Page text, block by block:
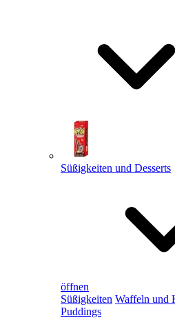
Süßigkeiten und Desserts
öffnen
Süßigkeiten Waffeln und
Puddings